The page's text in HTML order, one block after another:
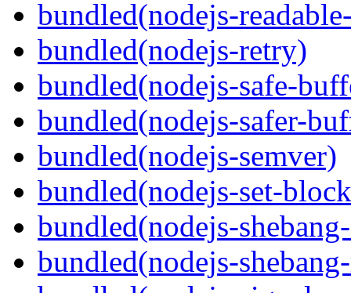
bundled(nodejs-
bundled(nodejs-retry)
bundled(nodejs-safe-
bundled(nodejs-safer-
bundled(nodejs-semver)
bundled(nodejs-set-
bundled(nodejs-
bundled(nodejs-